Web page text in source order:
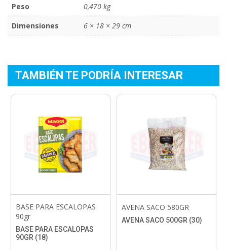
Peso
0,470 kg
Dimensiones
6 × 18 × 29 cm
TAMBIÉN TE PODRÍA INTERESAR
BASE PARA ESCALOPAS
90gr
BASE PARA ESCALOPAS
90GR (18)
AVENA SACO 580GR
AVENA SACO 500GR (30)